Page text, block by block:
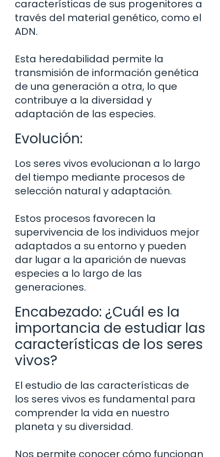
características de sus progenitores a
través del material genético, como el
ADN.
Esta heredabilidad permite la
transmisión de información genética
de una generación a otra, lo que
contribuye a la diversidad y
adaptación de las especies.
Evolución:
Los seres vivos evolucionan a lo largo
del tiempo mediante procesos de
selección natural y adaptación.
Estos procesos favorecen la
supervivencia de los individuos mejor
adaptados a su entorno y pueden
dar lugar a la aparición de nuevas
especies a lo largo de las
generaciones.
Encabezado: ¿Cuál es la
importancia de estudiar las
características de los seres
vivos?
El estudio de las características de
los seres vivos es fundamental para
comprender la vida en nuestro
planeta y su diversidad.
Nos permite conocer cómo funcionan